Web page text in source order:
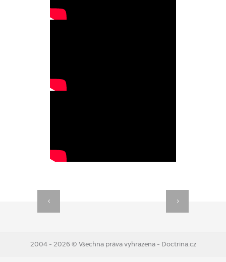
2004 - 2026 © Všechna práva vyhrazena - Doctrina.cz